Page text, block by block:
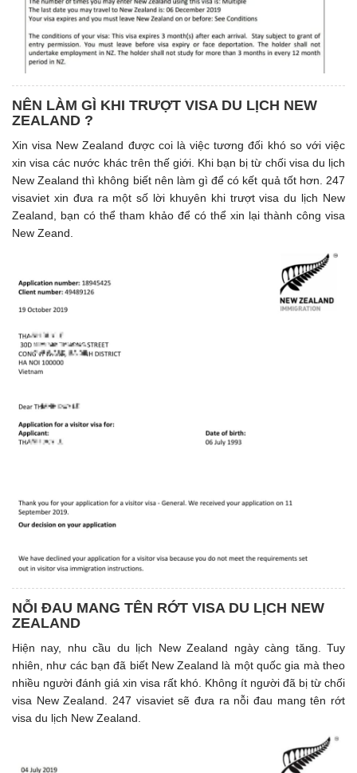
NÊN LÀM GÌ KHI TRƯỢT VISA DU LỊCH NEW
ZEALAND ?
Xin visa New Zealand được coi là việc tương đối khó so với việc
xin visa các nước khác trên thế giới. Khi bạn bị từ chối visa du lịch
New Zealand thì không biết nên làm gì để có kết quả tốt hơn. 247
visaviet xin đưa ra một số lời khuyên khi trượt visa du lịch New
Zealand, bạn có thể tham khảo để có thể xin lại thành công visa
New Zeand.
NỖI ĐAU MANG TÊN RỚT VISA DU LỊCH NEW
ZEALAND
Hiện nay, nhu cầu du lịch New Zealand ngày càng tăng. Tuy
nhiên, như các bạn đã biết New Zealand là một quốc gia mà theo
nhiều người đánh giá xin visa rất khó. Không ít người đã bị từ chối
visa New Zealand. 247 visaviet sẽ đưa ra nỗi đau mang tên rớt
visa du lịch New Zealand.